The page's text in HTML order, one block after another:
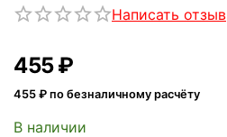
Написать отзыв
‍455‍₽
455 ₽ по безналичному расчёту
В наличии